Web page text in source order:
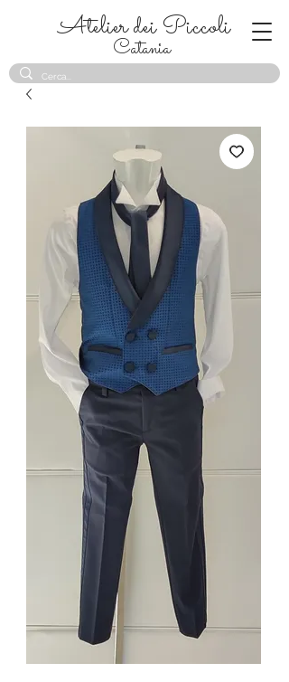
Atelier dei Piccoli
Catania